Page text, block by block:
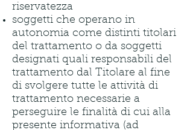
riservatezza
soggetti che operano in
autonomia come distinti titolari
del trattamento o da soggetti
designati quali responsabili del
trattamento dal Titolare al fine
di svolgere tutte le attività di
trattamento necessarie a
perseguire le finalità di cui alla
presente informativa (ad